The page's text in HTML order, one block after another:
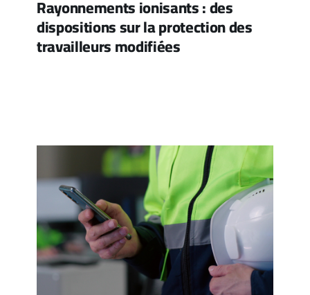
Rayonnements ionisants : des
dispositions sur la protection des
travailleurs modifiées